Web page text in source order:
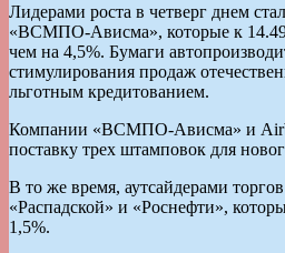
Лидерами роста в четверг днем
«ВСМПО-Ависма», которые к
чем на 4,5%. Бумаги
стимулирования продаж
льготным кредитованием.
Компании «ВСМПО-Ависма» и
поставку трех штамповок для
В то же время, аутсайдерами
«Распадской» и «Роснефти»,
1,5%.